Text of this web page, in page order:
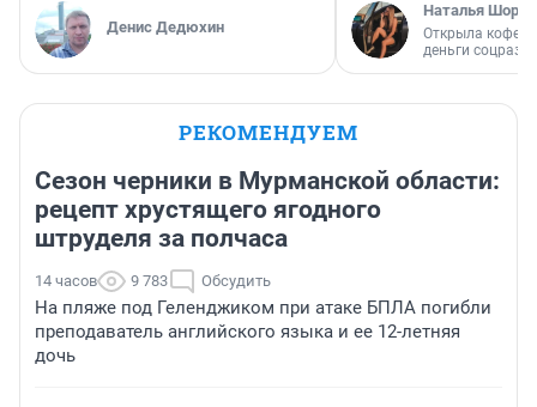
Денис Дедюхин
Наталья
Открыла
деньги
РЕКОМЕНДУЕМ
Сезон черники в Мурманской области:
рецепт хрустящего ягодного
штруделя за полчаса
14 часов 9 783 Обсудить
На пляже под Геленджиком при атаке БПЛА погибли
преподаватель английского языка и ее 12-летняя
дочь